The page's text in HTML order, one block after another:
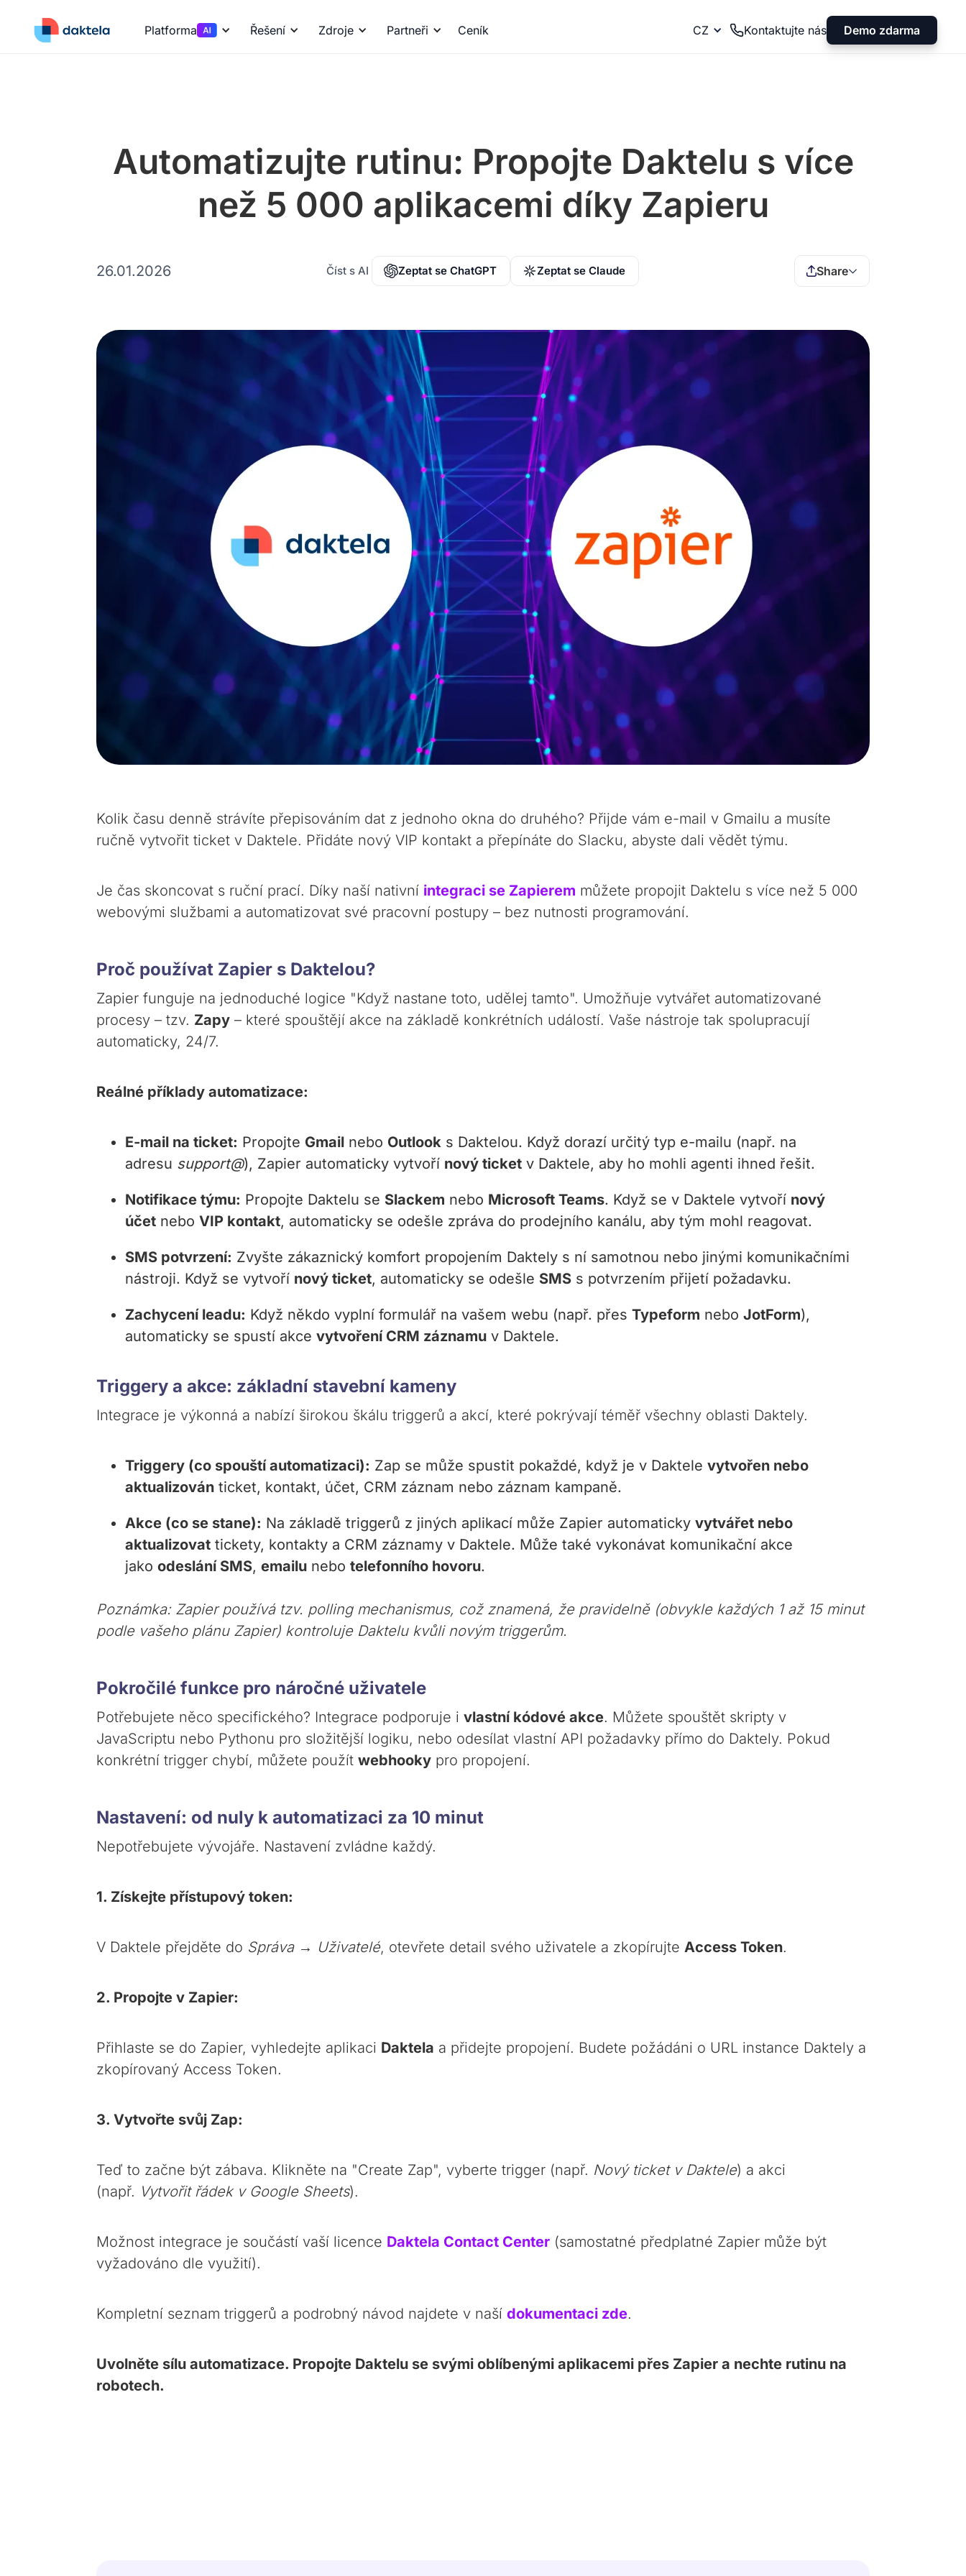
Platforma Řešení Zdroje Partneři Ceník CZ Kontaktujte nás Demo zdarma
Automatizujte rutinu: Propojte Daktelu s více
než 5 000 aplikacemi díky Zapieru
26.01.2026 Číst s AI Zeptat se ChatGPT Zeptat se Claude Share
Kolik času denně strávíte přepisováním dat z jednoho okna do druhého? Přijde vám e-mail v Gmailu a musíte
ručně vytvořit ticket v Daktele. Přidáte nový VIP kontakt a přepínáte do Slacku, abyste dali vědět týmu.
Je čas skoncovat s ruční prací. Díky naší nativní integraci se Zapierem můžete propojit Daktelu s více než 5 000
webovými službami a automatizovat své pracovní postupy – bez nutnosti programování.
Proč používat Zapier s Daktelou?
Zapier funguje na jednoduché logice "Když nastane toto, udělej tamto". Umožňuje vytvářet automatizované
procesy – tzv. Zapy – které spouštějí akce na základě konkrétních událostí. Vaše nástroje tak spolupracují
automaticky, 24/7.
Reálné příklady automatizace:
E-mail na ticket: Propojte Gmail nebo Outlook s Daktelou. Když dorazí určitý typ e-mailu (např. na
adresu support@), Zapier automaticky vytvoří nový ticket v Daktele, aby ho mohli agenti ihned řešit.
Notifikace týmu: Propojte Daktelu se Slackem nebo Microsoft Teams. Když se v Daktele vytvoří nový
účet neboVIP kontakt, automaticky se odešle zpráva do prodejního kanálu, aby tým mohl reagovat.
SMS potvrzení: Zvyšte zákaznický komfort propojením Daktely s ní samotnou nebo jinými komunikačními
nástroji. Když se vytvoří nový ticket, automaticky se odešle SMS s potvrzením přijetí požadavku.
Zachycení leadu: Když někdo vyplní formulář na vašem webu (např. přesTypeform neboJotForm),
automaticky se spustí akcevytvoření CRM záznamu v Daktele.
Triggery a akce: základní stavební kameny
Integrace je výkonná a nabízí širokou škálu triggerů a akcí, které pokrývají téměř všechny oblasti Daktely.
Triggery (co spouští automatizaci): Zap se může spustit pokaždé, když je v Daktelevytvořen nebo
aktualizován ticket, kontakt, účet, CRM záznam nebo záznam kampaně.
Akce (co se stane): Na základě triggerů z jiných aplikací může Zapier automatickyvytvářet nebo
aktualizovat tickety, kontakty a CRM záznamy v Daktele. Může také vykonávat komunikační akce
jakoodeslání SMS,emailu nebotelefonního hovoru.
Poznámka: Zapier používá tzv. polling mechanismus, což znamená, že pravidelně (obvykle každých 1 až 15 minut
podle vašeho plánu Zapier) kontroluje Daktelu kvůli novým triggerům.
Pokročilé funkce pro náročné uživatele
Potřebujete něco specifického? Integrace podporuje ivlastní kódové akce. Můžete spouštět skripty v
JavaScriptu nebo Pythonu pro složitější logiku, nebo odesílat vlastní API požadavky přímo do Daktely. Pokud
konkrétní trigger chybí, můžete použítwebhooky pro propojení.
Nastavení: od nuly k automatizaci za 10 minut
Nepotřebujete vývojáře. Nastavení zvládne každý.
1. Získejte přístupový token:
V Daktele přejděte do Správa → Uživatelé, otevřete detail svého uživatele a zkopírujteAccess Token.
2. Propojte v Zapier:
Přihlaste se do Zapier, vyhledejte aplikaci Daktela a přidejte propojení. Budete požádáni o URL instance Daktely a
zkopírovaný Access Token.
3. Vytvořte svůj Zap:
Teď to začne být zábava. Klikněte na "Create Zap", vyberte trigger (např. Nový ticket v Daktele) a akci
(např. Vytvořit řádek v Google Sheets).
Možnost integrace je součástí vaší licence Daktela Contact Center (samostatné předplatné Zapier může být
vyžadováno dle využití).
Kompletní seznam triggerů a podrobný návod najdete v našídokumentaci zde.
Uvolněte sílu automatizace. Propojte Daktelu se svými oblíbenými aplikacemi přes Zapier a nechte rutinu na
robotech.